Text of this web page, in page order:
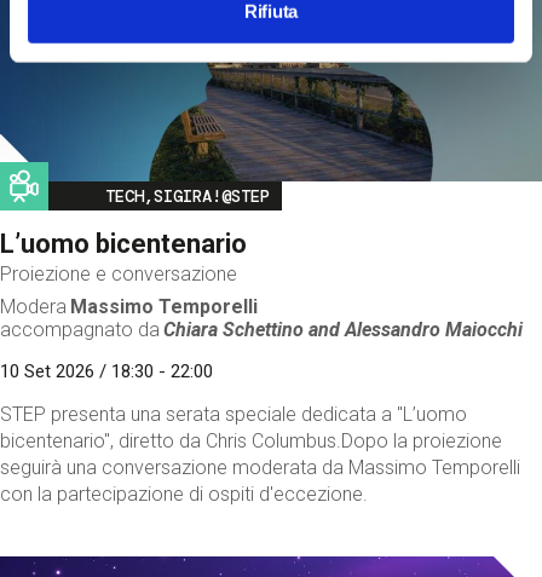
Rifiuta
Image
TECH,SIGIRA!@STEP
L’uomo bicentenario
Proiezione e conversazione
Modera Massimo Temporelli
accompagnato da Chiara Schettino andAlessandro Maiocchi
10 Set 2026 / 18:30 - 22:00
STEP presenta una serata speciale dedicata a "L’uomo
bicentenario", diretto da Chris Columbus.Dopo la proiezione
seguirà una conversazione moderata da Massimo Temporelli
con la partecipazione di ospiti d'eccezione.